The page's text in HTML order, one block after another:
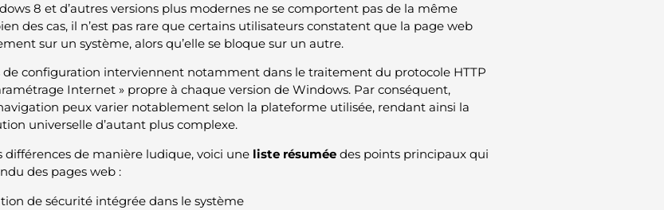
8 et d’autres versions plus modernes ne se comportent pas de la même
des cas, il n’est pas rare que certains utilisateurs constatent que la page web
sur un système, alors qu’elle se bloque sur un autre.
de configuration interviennent notamment dans le traitement du protocole HTTP
Internet » propre à chaque version de Windows. Par conséquent,
peux varier notablement selon la plateforme utilisée, rendant ainsi la
universelle d’autant plus complexe.
différences de manière ludique, voici une liste résuméedes points principaux qui
des pages web :
de sécurité intégrée dans le système